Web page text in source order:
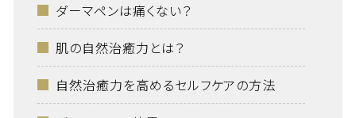
ダーマペンは痛くない？
肌の自然治癒力とは？
自然治癒力を高めるセルフケアの方法